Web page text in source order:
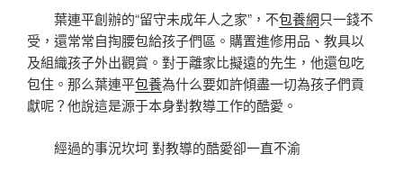
葉連平創辦的“留守未成年人之家”，不包養網只一錢不
受，還常常自掏腰包給孩子們區。購置進修用品、教具以
及組織孩子外出觀賞。對于離家比擬遠的先生，他還包吃
包住。那么葉連平包養為什么要如許傾盡一切為孩子們貢
獻呢？他說這是源于本身對教導工作的酷愛。
經過的事況坎坷 對教導的酷愛卻一直不渝